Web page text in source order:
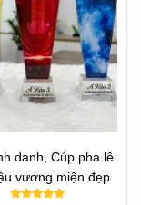
danh, Cúp pha lê
vương miện đẹp